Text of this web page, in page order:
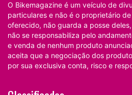
O Bikemagazine é um veículo de
particulares e não é o proprietário
oferecido, não guarda a posse
não se responsabiliza pelo
e venda de nenhum produto
aceita que a negociação dos
por sua exclusiva conta, risco e